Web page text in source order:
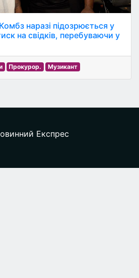
наразі підозрюється у
на свідків, перебуваючи у
Прокурор. Музикант
Експрес